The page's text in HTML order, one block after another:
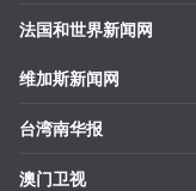
法国和世界新闻网
维加斯新闻网
台湾南华报
澳门卫视